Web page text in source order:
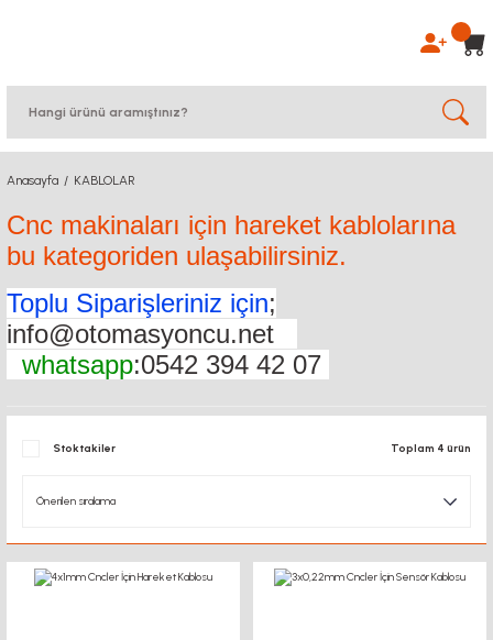
Anasayfa KABLOLAR
Cnc makinaları için hareket kablolarına
bu kategoriden ulaşabilirsiniz.
Toplu Siparişleriniz için;
info@otomasyoncu.net
whatsapp:0542 394 42 07
Stoktakiler Toplam 4 ürün